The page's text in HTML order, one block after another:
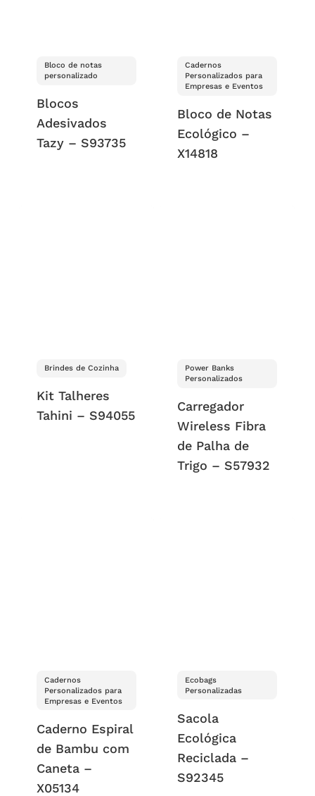
Bloco de notas
personalizado
Blocos
Adesivados
Tazy – S93735
Cadernos
Personalizados para
Empresas e Eventos
Bloco de Notas
Ecológico –
X14818
Brindes de Cozinha
Kit Talheres
Tahini – S94055
Power Banks
Personalizados
Carregador
Wireless Fibra
de Palha de
Trigo – S57932
Cadernos
Personalizados para
Empresas e Eventos
Caderno Espiral
de Bambu com
Caneta –
X05134
Ecobags
Personalizadas
Sacola
Ecológica
Reciclada –
S92345